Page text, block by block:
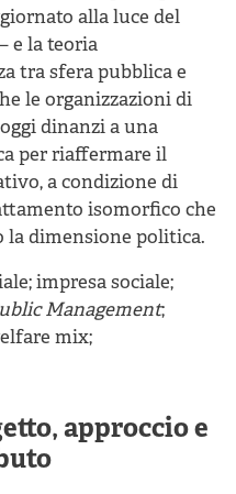
alla luce del
e la teoria
tra sfera pubblica e
le organizzazioni di
dinanzi a una
per riaffermare il
a condizione di
isomorfico che
la dimensione politica.
impresa sociale;
Management;
mix;
approccio e